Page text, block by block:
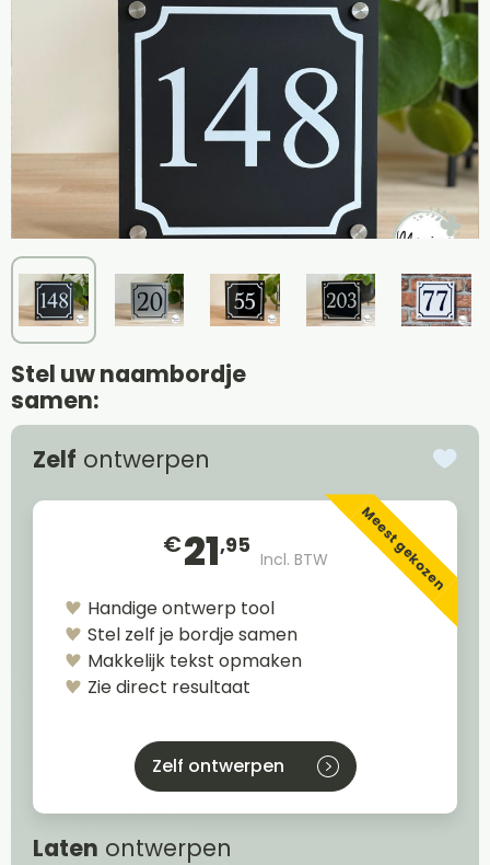
Stel uw naambordje
samen:
Zelf ontwerpen
€21,95
Incl. BTW Meest gekozen
Handige ontwerp tool
Stel zelf je bordje samen
Makkelijk tekst opmaken
Zie direct resultaat
Zelf ontwerpen
Laten ontwerpen